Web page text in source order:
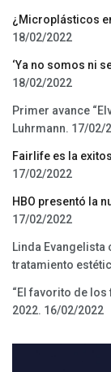
¿Microplásticos
18/02/2022
‘Ya no somos ni
18/02/2022
Primer avance
Luhrmann. 17/02/
Fairlife es la
17/02/2022
HBO presentó la
17/02/2022
Linda
tratamiento
“El favorito de
2022. 16/02/2022